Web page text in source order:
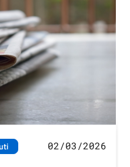
02/03/2026